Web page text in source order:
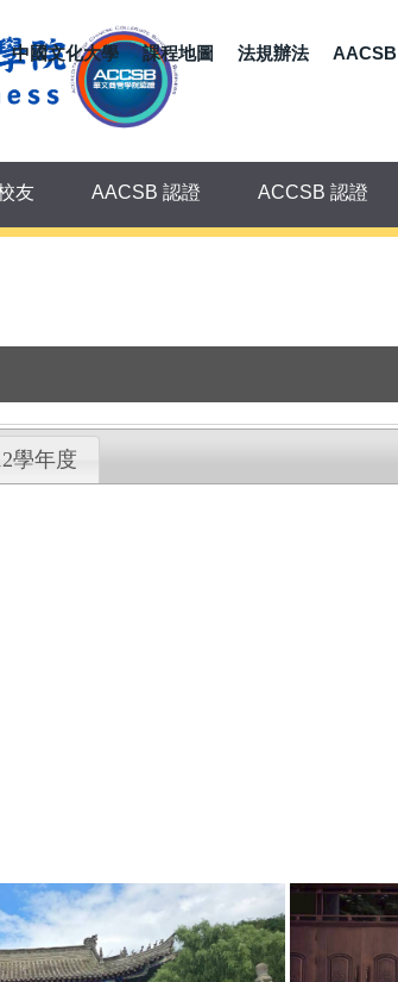
中國文化大學 課程地圖 法規辦法 AACSB
友 AACSB 認證 ACCSB 認證
學年度